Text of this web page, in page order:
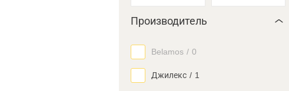
Производитель
Belamos / 0
Джилекс / 1